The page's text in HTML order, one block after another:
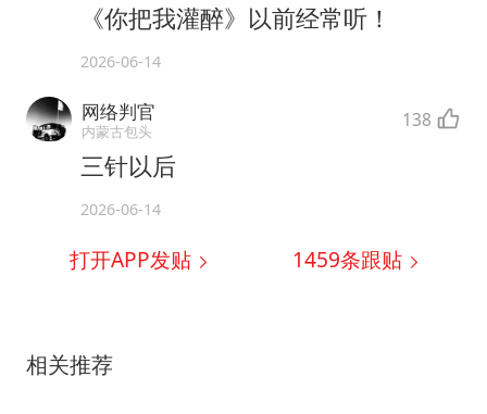
《你把我灌醉》以前经常听！
2026-06-14
网络判官
内蒙古包头 138
三针以后
2026-06-14
打开APP发贴 1459条跟贴
相关推荐